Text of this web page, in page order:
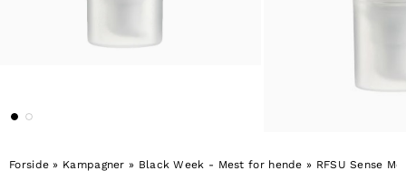
Forside » Kampagner » Black Week - Mest for hende » RFSU Sense